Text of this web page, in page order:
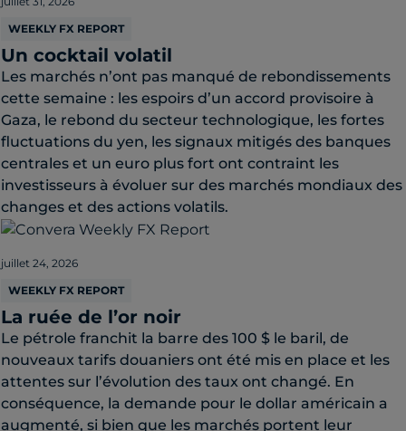
WEEKLY FX REPORT
Un cocktail volatil
Les marchés n’ont pas manqué de rebondissements
cette semaine : les espoirs d’un accord provisoire à
Gaza, le rebond du secteur technologique, les fortes
fluctuations du yen, les signaux mitigés des banques
centrales et un euro plus fort ont contraint les
investisseurs à évoluer sur des marchés mondiaux des
changes et des actions volatils.
juillet 24, 2026
WEEKLY FX REPORT
La ruée de l’or noir
Le pétrole franchit la barre des 100 $ le baril, de
nouveaux tarifs douaniers ont été mis en place et les
attentes sur l’évolution des taux ont changé. En
conséquence, la demande pour le dollar américain a
augmenté, si bien que les marchés portent leur